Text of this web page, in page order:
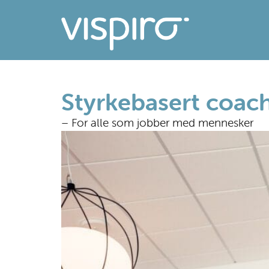
Styrkebasert
– For alle som jobber med mennesker